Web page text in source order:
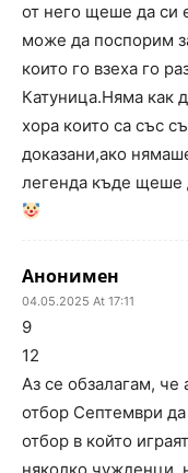
от него щеше да си
може да поспорим
които го взеха го
Катуница.Няма как
хора които са със
доказани,ако
легенда къде щеше
Анонимен
04.05.2025 At 17:11
9
12
Аз се обзалагам,
отбор Септември
отбор в който